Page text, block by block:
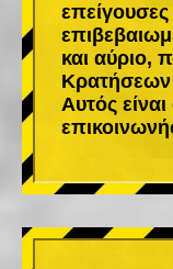
επείγουσες
και αύριο,
Κρατήσεων
Αυτός